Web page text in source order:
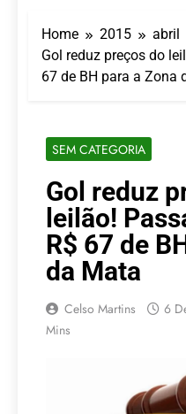
7
5
Home 2015
abril
Gol reduz preços do
67 de BH para a Zona
SEM CATEGORIA
Gol reduz
leilão!
R$ 67 de
da Mata
Celso Martins 6
Mins